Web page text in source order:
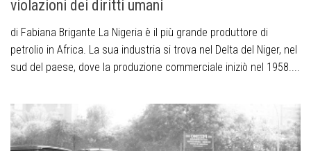
violazioni dei diritti umani
di Fabiana Brigante La Nigeria è il più grande produttore di
petrolio in Africa. La sua industria si trova nel Delta del Niger, nel
sud del paese, dove la produzione commerciale iniziò nel 1958....